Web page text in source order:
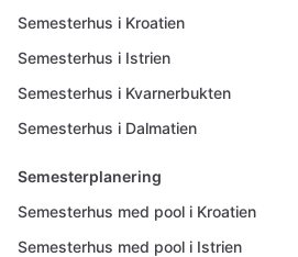
Semesterhus i Kroatien
Semesterhus i Istrien
Semesterhus i Kvarnerbukten
Semesterhus i Dalmatien
Semesterplanering
Semesterhus med pool i Kroatien
Semesterhus med pool i Istrien